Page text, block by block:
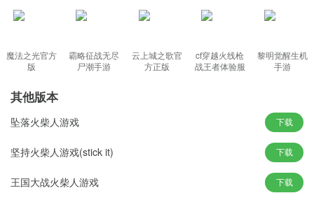
择搭配。
史诗般的战斗安卓版特色
--你将在各个地方选择最佳时机将这些人悄无声息的干掉；
--在这里，您将面对来自不同方向的强大敌人，同时注意从暗角偷
袭；
--带上您的武器杀死攻击您的敌人，并升级为更强大的武器大师。
游戏说明
魔法之光官方
版
霸略征战无尽
尸潮手游
云上城之歌官
方正版
cf穿越火线枪
战王者体验服
黎明觉醒生机
手游
其他版本
坠落火柴人游戏 下载
坚持火柴人游戏(stick it) 下载
王国大战火柴人游戏 下载